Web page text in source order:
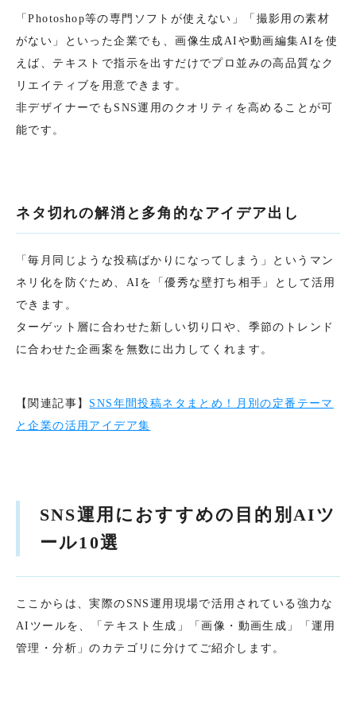
「Photoshop等の専門ソフトが使えない」「撮影用の素材
がない」といった企業でも、画像生成AIや動画編集AIを使
えば、テキストで指示を出すだけでプロ並みの高品質なク
リエイティブを用意できます。
非デザイナーでもSNS運用のクオリティを高めることが可
能です。
ネタ切れの解消と多角的なアイデア出し
「毎月同じような投稿ばかりになってしまう」というマン
ネリ化を防ぐため、AIを「優秀な壁打ち相手」として活用
できます。
ターゲット層に合わせた新しい切り口や、季節のトレンド
に合わせた企画案を無数に出力してくれます。
【関連記事】 SNS年間投稿ネタまとめ！月別の定番テーマ
と企業の活用アイデア集
SNS運用におすすめの目的別AIツ
ール10選
ここからは、実際のSNS運用現場で活用されている強力な
AIツールを、「テキスト生成」「画像・動画生成」「運用
管理・分析」のカテゴリに分けてご紹介します。